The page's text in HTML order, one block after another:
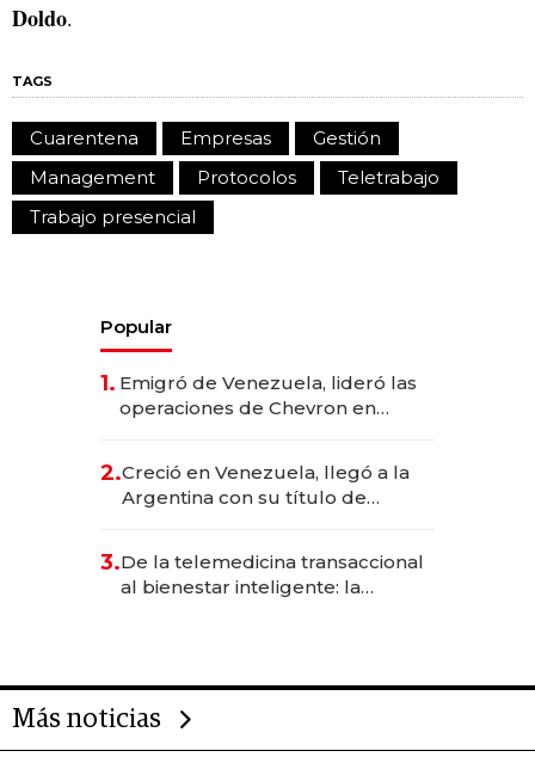
Doldo.
TAGS
Cuarentena Empresas
Gestión
Management
Protocolos
Teletrabajo
Trabajo presencial
Popular
1. Emigró de Venezuela, lideró las
operaciones de Chevron en
2.Creció en Venezuela, llegó a la
Argentina con su título de
las marcas "fast premium"
3.De la telemedicina transaccional
al bienestar inteligente: la
Más noticias